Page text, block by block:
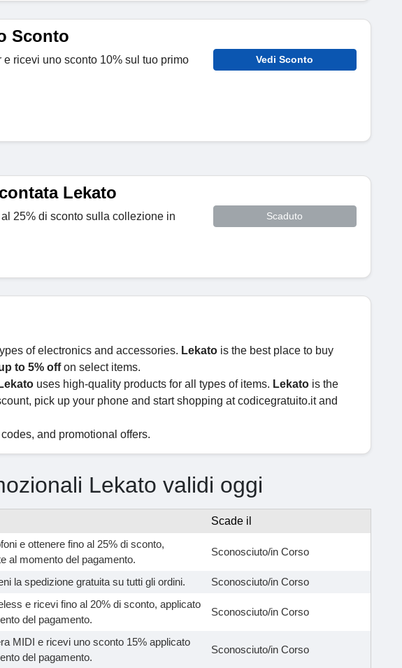
Sconto
e ricevi uno sconto 10% sul tuo primo
Vedi Sconto
Lekato
25% di sconto sulla collezione in
Scaduto
of electronics and accessories. Lekato is the best place to buy
to 5% offon select items.
Lekato uses high-quality products for all types of items. Lekato is the
pick up your phone and start shopping at codicegratuito.it and
and promotional offers.
Lekato validi oggi
Scade il
e ottenere fino al 25% di sconto,
al momento del pagamento.
Sconosciuto/in Corso
la spedizione gratuita su tutti gli ordini. Sconosciuto/in Corso
e ricevi fino al 20% di sconto, applicato
del pagamento.
Sconosciuto/in Corso
MIDI e ricevi uno sconto 15% applicato
del pagamento.
Sconosciuto/in Corso